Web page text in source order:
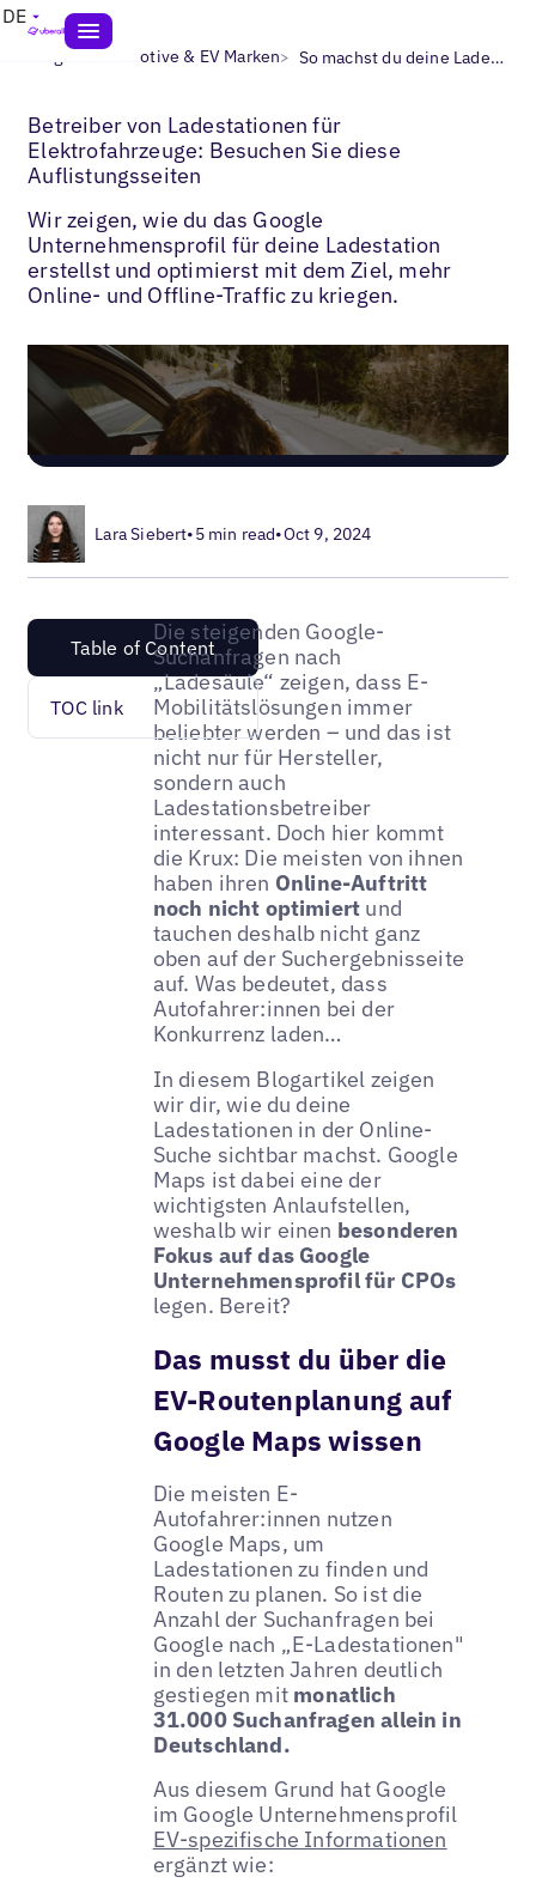
DE
Blogs> Automotive & EV Marken> So machst du deine Ladestationen auf Google Maps sichtbar
Betreiber von Ladestationen für
Elektrofahrzeuge: Besuchen Sie diese
Auflistungsseiten
Wir zeigen, wie du das Google
Unternehmensprofil für deine Ladestation
erstellst und optimierst mit dem Ziel, mehr
Online- und Offline-Traffic zu kriegen.
Lara Siebert•5 min read•Oct 9, 2024
Table of Content
TOC link
Die steigenden Google-
Suchanfragen nach
„Ladesäule“ zeigen, dass E-
Mobilitätslösungen immer
beliebter werden – und das ist
nicht nur für Hersteller,
sondern auch
Ladestationsbetreiber
interessant. Doch hier kommt
die Krux: Die meisten von ihnen
haben ihren Online-Auftritt
noch nicht optimiert und
tauchen deshalb nicht ganz
oben auf der Suchergebnisseite
auf. Was bedeutet, dass
Autofahrer:innen bei der
Konkurrenz laden…
In diesem Blogartikel zeigen
wir dir, wie du deine
Ladestationen in der Online-
Suche sichtbar machst. Google
Maps ist dabei eine der
wichtigsten Anlaufstellen,
weshalb wir einen besonderen
Fokus auf das Google
Unternehmensprofil für CPOs
legen. Bereit?
Das musst du über die
EV-Routenplanung auf
Google Maps wissen
Die meisten E-
Autofahrer:innen nutzen
Google Maps, um
Ladestationen zu finden und
Routen zu planen. So ist die
Anzahl der Suchanfragen bei
Google nach „E-Ladestationen"
in den letzten Jahren deutlich
gestiegen mit monatlich
31.000 Suchanfragen allein in
Deutschland.
Aus diesem Grund hat Google
im Google Unternehmensprofil
EV-spezifische Informationen
ergänzt wie: